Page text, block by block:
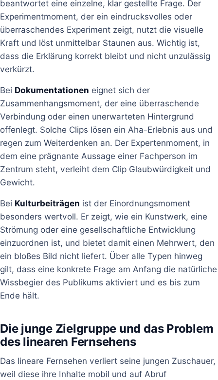
beantwortet eine einzelne, klar gestellte Frage. Der
Experimentmoment, der ein eindrucksvolles oder
überraschendes Experiment zeigt, nutzt die visuelle
Kraft und löst unmittelbar Staunen aus. Wichtig ist,
dass die Erklärung korrekt bleibt und nicht unzulässig
verkürzt.
Bei Dokumentationen eignet sich der
Zusammenhangsmoment, der eine überraschende
Verbindung oder einen unerwarteten Hintergrund
offenlegt. Solche Clips lösen ein Aha-Erlebnis aus und
regen zum Weiterdenken an. Der Expertenmoment, in
dem eine prägnante Aussage einer Fachperson im
Zentrum steht, verleiht dem Clip Glaubwürdigkeit und
Gewicht.
Bei Kulturbeiträgen ist der Einordnungsmoment
besonders wertvoll. Er zeigt, wie ein Kunstwerk, eine
Strömung oder eine gesellschaftliche Entwicklung
einzuordnen ist, und bietet damit einen Mehrwert, den
ein bloßes Bild nicht liefert. Über alle Typen hinweg
gilt, dass eine konkrete Frage am Anfang die natürliche
Wissbegier des Publikums aktiviert und es bis zum
Ende hält.
Die junge Zielgruppe und das Problem
des linearen Fernsehens
Das lineare Fernsehen verliert seine jungen Zuschauer,
weil diese ihre Inhalte mobil und auf Abruf